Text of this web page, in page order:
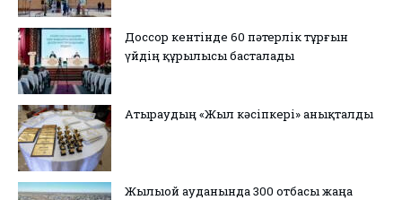
Доссор кентінде 60 пәтерлік тұрғын
үйдің құрылысы басталады
Атыраудың «Жыл кәсіпкері» анықталды
Жылыой ауданында 300 отбасы жаңа